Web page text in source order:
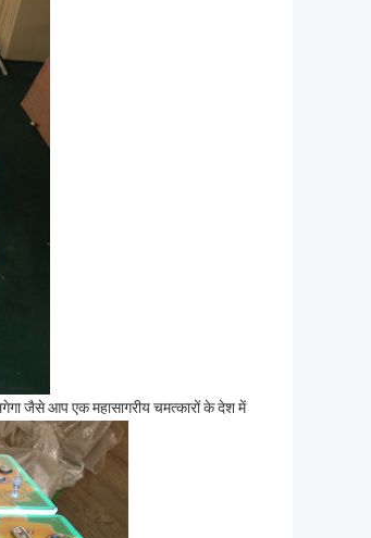
जैसे आप एक महासागरीय चमत्कारों के देश में